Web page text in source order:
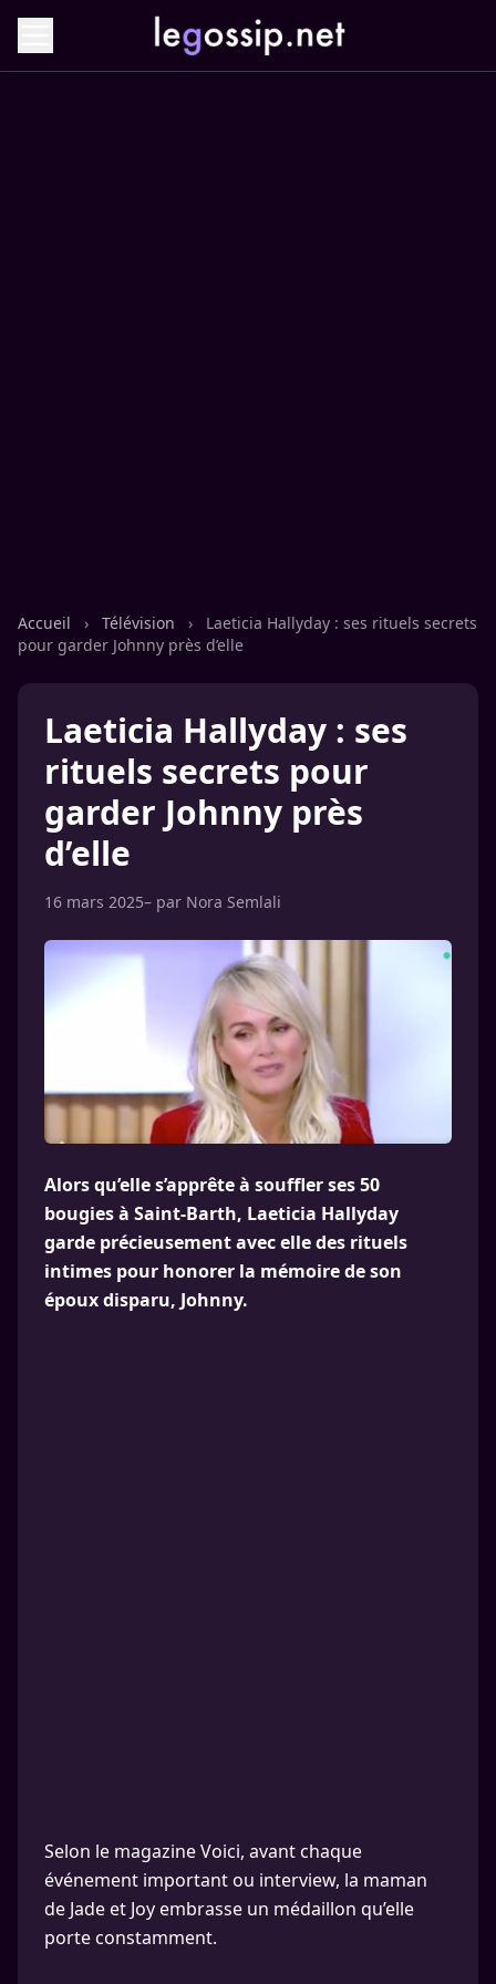
Accueil › Télévision ›
Laeticia Hallyday : ses rituels secrets
pour garder Johnny près d’elle
Laeticia Hallyday : ses
rituels secrets pour
garder Johnny près
d’elle
16 mars 2025– par Nora Semlali
Alors qu’elle s’apprête à souffler ses 50
bougies à Saint-Barth, Laeticia Hallyday
garde précieusement avec elle des rituels
intimes pour honorer la mémoire de son
époux disparu, Johnny.
Selon le magazine Voici, avant chaque
événement important ou interview, la maman
de Jade et Joy embrasse un médaillon qu’elle
porte constamment.